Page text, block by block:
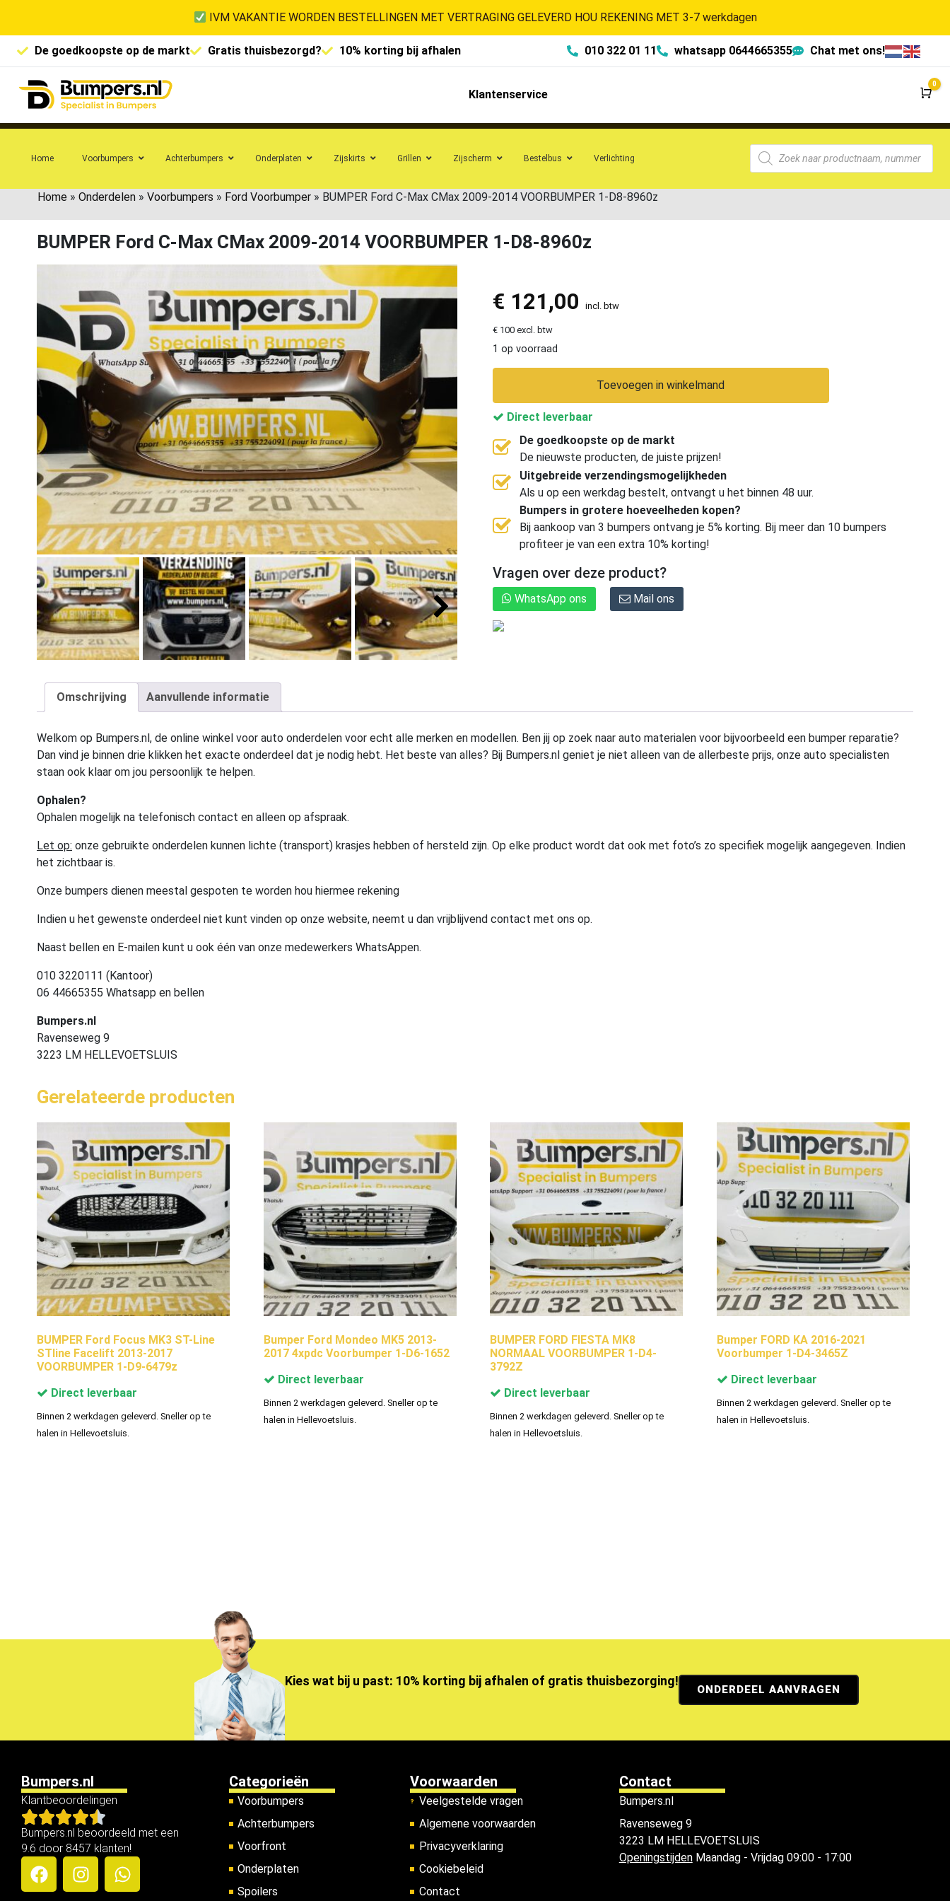
IVM VAKANTIE WORDEN BESTELLINGEN MET VERTRAGING GELEVERD HOU REKENING MET 3-7 werkdagen
De goedkoopste op de markt Gratis thuisbezorgd? 10% korting bij afhalen 010 322 01 11 whatsapp 0644665355 Chat met ons!
Klantenservice
0
Home Voorbumpers Achterbumpers Onderplaten Zijskirts Grillen Zijscherm Bestelbus Verlichting
Home » Onderdelen » Voorbumpers » Ford Voorbumper » BUMPER Ford C-Max CMax 2009-2014 VOORBUMPER 1-D8-8960z
BUMPER Ford C-Max CMax 2009-2014 VOORBUMPER 1-D8-8960z
€ 121,00 incl. btw
€ 100 excl. btw
1 op voorraad
Toevoegen in winkelmand
Direct leverbaar
De goedkoopste op de markt
De nieuwste producten, de juiste prijzen!
Uitgebreide verzendingsmogelijkheden
Als u op een werkdag bestelt, ontvangt u het binnen 48 uur.
Bumpers in grotere hoeveelheden kopen?
Bij aankoop van 3 bumpers ontvang je 5% korting. Bij meer dan 10 bumpers
profiteer je van een extra 10% korting!
Vragen over deze product?
WhatsApp ons Mail ons
Omschrijving Aanvullende informatie
Welkom op Bumpers.nl, de online winkel voor auto onderdelen voor echt alle merken en modellen. Ben jij op zoek naar auto materialen voor bijvoorbeeld een bumper reparatie?
Dan vind je binnen drie klikken het exacte onderdeel dat je nodig hebt. Het beste van alles? Bij Bumpers.nl geniet je niet alleen van de allerbeste prijs, onze auto specialisten
staan ook klaar om jou persoonlijk te helpen.
Ophalen?
Ophalen mogelijk na telefonisch contact en alleen op afspraak.
Let op: onze gebruikte onderdelen kunnen lichte (transport) krasjes hebben of hersteld zijn. Op elke product wordt dat ook met foto’s zo specifiek mogelijk aangegeven. Indien
het zichtbaar is.
Onze bumpers dienen meestal gespoten te worden hou hiermee rekening
Indien u het gewenste onderdeel niet kunt vinden op onze website, neemt u dan vrijblijvend contact met ons op.
Naast bellen en E-mailen kunt u ook één van onze medewerkers WhatsAppen.
010 3220111 (Kantoor)
06 44665355 Whatsapp en bellen
Bumpers.nl
Ravenseweg 9
3223 LM HELLEVOETSLUIS
Gerelateerde producten
BUMPER Ford Focus MK3 ST-Line
STline Facelift 2013-2017
VOORBUMPER 1-D9-6479z
Direct leverbaar
Binnen 2 werkdagen geleverd. Sneller op te
halen in Hellevoetsluis.
Bumper Ford Mondeo MK5 2013-
2017 4xpdc Voorbumper 1-D6-1652
Direct leverbaar
Binnen 2 werkdagen geleverd. Sneller op te
halen in Hellevoetsluis.
BUMPER FORD FIESTA MK8
NORMAAL VOORBUMPER 1-D4-
3792Z
Direct leverbaar
Binnen 2 werkdagen geleverd. Sneller op te
halen in Hellevoetsluis.
Bumper FORD KA 2016-2021
Voorbumper 1-D4-3465Z
Direct leverbaar
Binnen 2 werkdagen geleverd. Sneller op te
halen in Hellevoetsluis.
Kies wat bij u past: 10% korting bij afhalen of gratis thuisbezorging!
ONDERDEEL AANVRAGEN
Bumpers.nl
Klantbeoordelingen
Bumpers.nl beoordeeld met een
9.6 door 8457 klanten!
Categorieën
Voorbumpers
Achterbumpers
Voorfront
Onderplaten
Spoilers
Voorwaarden
Veelgestelde vragen
Algemene voorwaarden
Privacyverklaring
Cookiebeleid
Contact
Contact
Bumpers.nl
Ravenseweg 9
3223 LM HELLEVOETSLUIS
OpeningstijdenMaandag - Vrijdag 09:00 - 17:00